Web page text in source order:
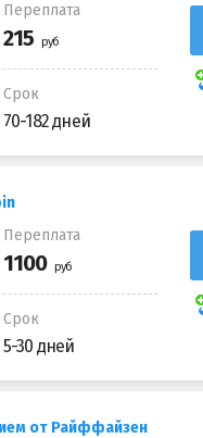
Переплата
Срок
70-182 дней
Переплата
Срок
5-30 дней
от Райффайзен